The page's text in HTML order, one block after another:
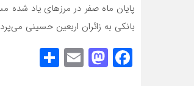
پایان ماه صفر در مرزهای یاد شده
بانکی به زائران اربعین حسینی
Facebook
Mastodon
Email